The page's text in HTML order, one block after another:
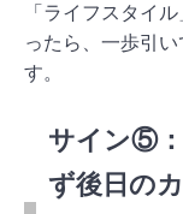
「ライフスタイ
ったら、一歩引
す。
サイン⑤：
ず後日の